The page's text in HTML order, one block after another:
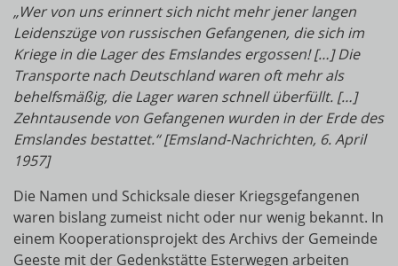
„Wer von uns erinnert sich nicht mehr jener langen
Leidenszüge von russischen Gefangenen, die sich im
Kriege in die Lager des Emslandes ergossen! […] Die
Transporte nach Deutschland waren oft mehr als
behelfsmäßig, die Lager waren schnell überfüllt. […]
Zehntausende von Gefangenen wurden in der Erde des
Emslandes bestattet.“ [Emsland-Nachrichten, 6. April
1957]
Die Namen und Schicksale dieser Kriegsgefangenen
waren bislang zumeist nicht oder nur wenig bekannt. In
einem Kooperationsprojekt des Archivs der Gemeinde
Geeste mit der Gedenkstätte Esterwegen arbeiten